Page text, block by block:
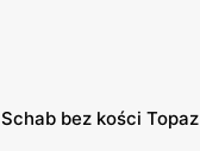
Schab bez kości Topaz